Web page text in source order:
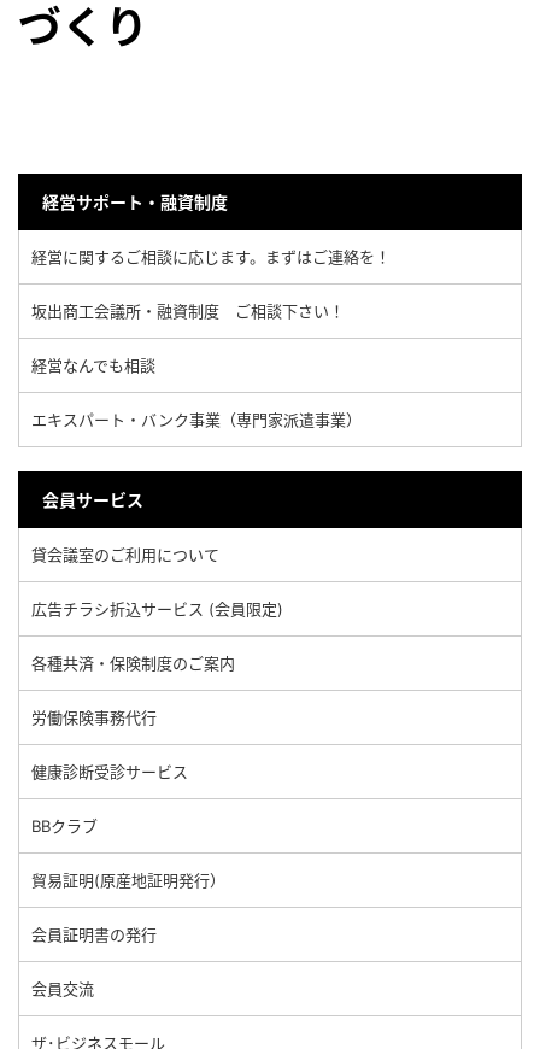
づくり
経営サポート・融資制度
経営に関するご相談に応じます。まずはご連絡を！
坂出商工会議所・融資制度 ご相談下さい！
経営なんでも相談
エキスパート・バンク事業（専門家派遣事業）
会員サービス
貸会議室のご利用について
広告チラシ折込サービス (会員限定)
各種共済・保険制度のご案内
労働保険事務代行
健康診断受診サービス
BBクラブ
貿易証明(原産地証明発行）
会員証明書の発行
会員交流
ザ･ビジネスモール